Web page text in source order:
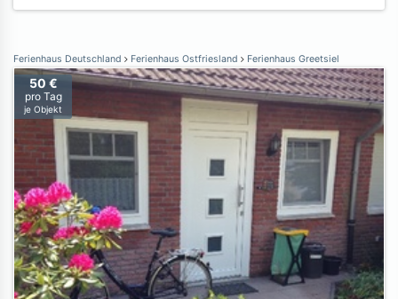
Ferienhaus Deutschland Ferienhaus Ostfriesland Ferienhaus Greetsiel
50 €
pro Tag
je Objekt